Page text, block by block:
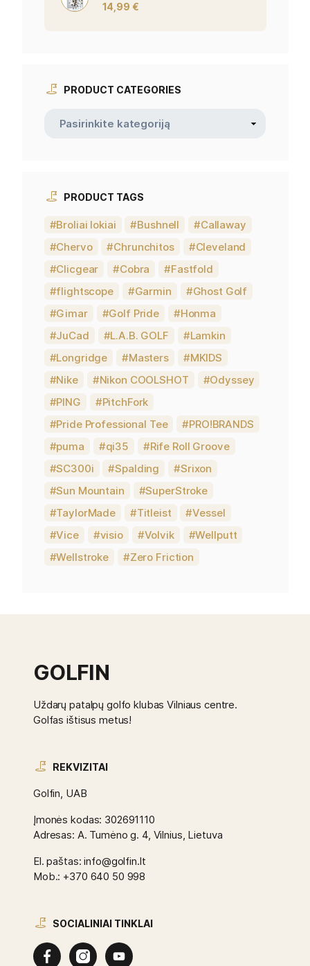
14,99 €
PRODUCT CATEGORIES
PRODUCT TAGS
Broliai lokiai Bushnell
Callaway
Chervo
Chrunchitos
Cleveland
Clicgear
Cobra
Fastfold
flightscope
Garmin
Ghost Golf
Gimar
Golf Pride
Honma
JuCad
L.A.B. GOLF
Lamkin
Longridge
Masters
MKIDS
Nike
Nikon COOLSHOT
Odyssey
PING
PitchFork
Pride Professional Tee
PRO!BRANDS
puma
qi35
Rife Roll Groove
SC300i
Spalding
Srixon
Sun Mountain
SuperStroke
TaylorMade
Titleist
Vessel
Vice
visio Volvik
Wellputt
Wellstroke
Zero Friction
GOLFIN
Uždarų patalpų golfo klubas Vilniaus centre.
Golfas ištisus metus!
REKVIZITAI
Golfin, UAB
Įmonės kodas: 302691110
Adresas: A. Tumėno g. 4, Vilnius, Lietuva
El. paštas: info@golfin.lt
Mob.: +370 640 50 998
SOCIALINIAI TINKLAI